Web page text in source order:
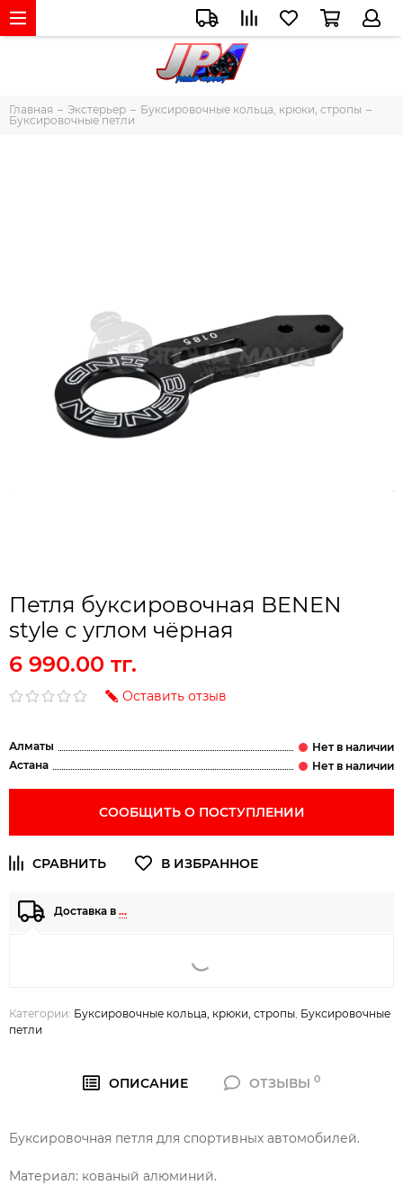
Главная Экстерьер
Буксировочные кольца, крюки, стропы
Буксировочные петли
Петля буксировочная BENEN
style с углом чёрная
6 990.00 тг.
Оставить отзыв
Алматы
Астана
СООБЩИТЬ О ПОСТУПЛЕНИИ
Доставка в …
Категории: Буксировочные кольца, крюки, стропы Буксировочные
петли
ОПИСАНИЕ ОТЗЫВЫ0
Буксировочная петля для спортивных автомобилей.
Материал: кованый алюминий.